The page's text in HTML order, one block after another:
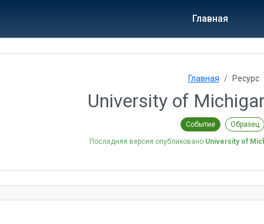
Главная
Главная Ресурс
University of
Событие Образец
Последняя версия опубликовано University of